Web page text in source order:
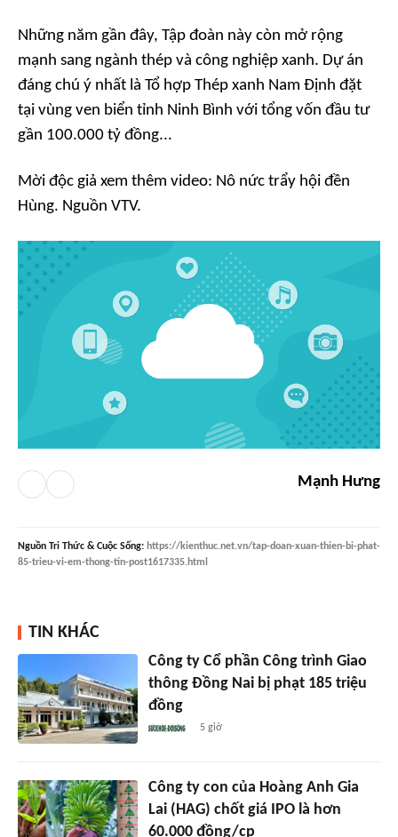
Những năm gần đây, Tập đoàn này còn mở rộng
mạnh sang ngành thép và công nghiệp xanh. Dự án
đáng chú ý nhất là Tổ hợp Thép xanh Nam Định đặt
tại vùng ven biển tỉnh Ninh Bình với tổng vốn đầu tư
gần 100.000 tỷ đồng...
Mời độc giả xem thêm video: Nô nức trẩy hội đền
Hùng. Nguồn VTV.
Mạnh Hưng
Nguồn Tri Thức & Cuộc Sống: https://kienthuc.net.vn/tap-doan-xuan-thien-bi-phat-
85-trieu-vi-em-thong-tin-post1617335.html
TIN KHÁC
Công ty Cổ phần Công trình Giao
thông Đồng Nai bị phạt 185 triệu
đồng
5 giờ
Công ty con của Hoàng Anh Gia
Lai (HAG) chốt giá IPO là hơn
60.000 đồng/cp